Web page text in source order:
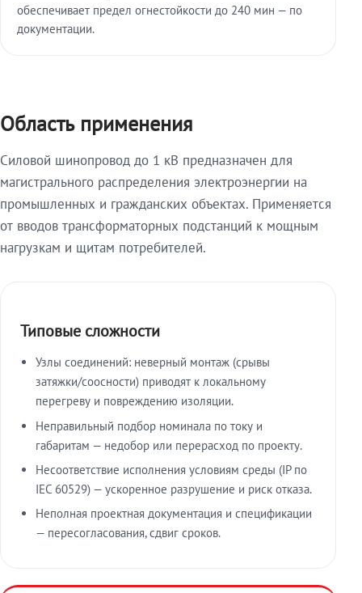
обеспечивает предел огнестойкости до 240 мин — по
документации.
Область применения
Силовой шинопровод до 1 кВ предназначен для
магистрального распределения электроэнергии на
промышленных и гражданских объектах. Применяется
от вводов трансформаторных подстанций к мощным
нагрузкам и щитам потребителей.
Типовые сложности
Узлы соединений: неверный монтаж (срывы
затяжки/соосности) приводят к локальному
перегреву и повреждению изоляции.
Неправильный подбор номинала по току и
габаритам — недобор или перерасход по проекту.
Несоответствие исполнения условиям среды (IP по
IEC 60529) — ускоренное разрушение и риск отказа.
Неполная проектная документация и спецификации
— пересогласования, сдвиг сроков.